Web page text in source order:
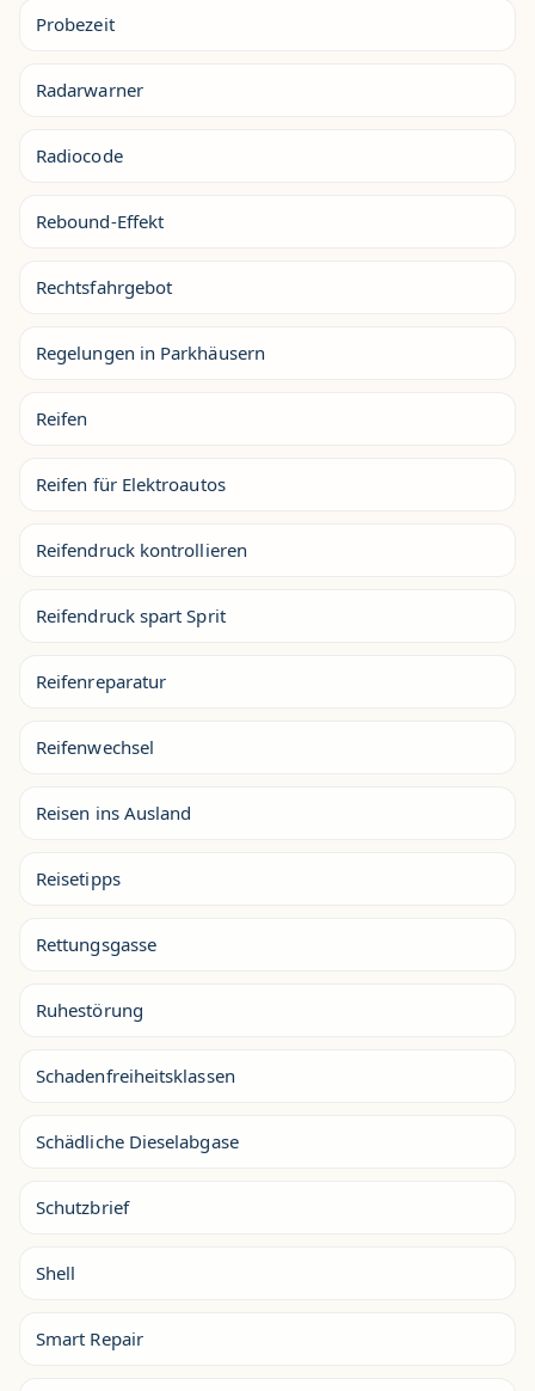
Probezeit
Radarwarner
Radiocode
Rebound-Effekt
Rechtsfahrgebot
Regelungen in Parkhäusern
Reifen
Reifen für Elektroautos
Reifendruck kontrollieren
Reifendruck spart Sprit
Reifenreparatur
Reifenwechsel
Reisen ins Ausland
Reisetipps
Rettungsgasse
Ruhestörung
Schadenfreiheitsklassen
Schädliche Dieselabgase
Schutzbrief
Shell
Smart Repair